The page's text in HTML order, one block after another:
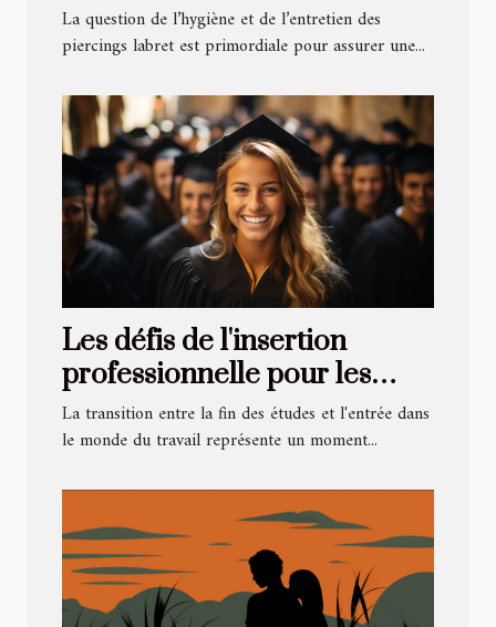
La question de l’hygiène et de l’entretien des
piercings labret est primordiale pour assurer une...
Les défis de l'insertion
professionnelle pour les
jeunes diplômés
La transition entre la fin des études et l'entrée dans
le monde du travail représente un moment...